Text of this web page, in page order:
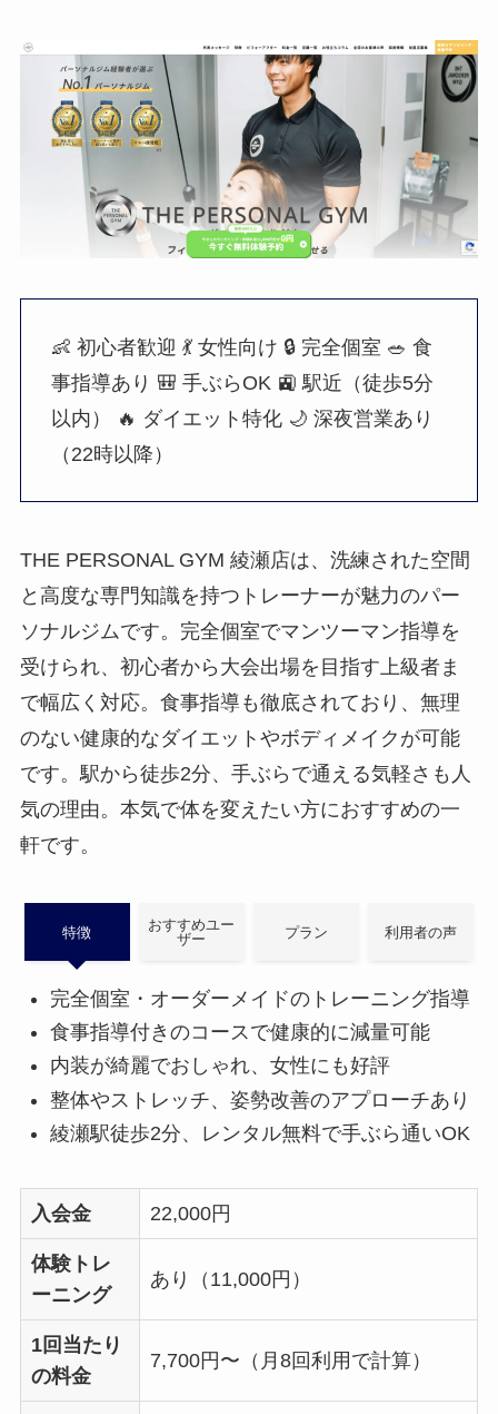
👶 初心者歓迎 💃 女性向け 🔒 完全個室 🥗 食
事指導あり 🎒 手ぶらOK 🚉 駅近（徒歩5分
以内）
🔥 ダイエット特化 🌙 深夜営業あり
（22時以降）
THE PERSONAL GYM 綾瀬店は、洗練された空間
と高度な専門知識を持つトレーナーが魅力のパー
ソナルジムです。完全個室でマンツーマン指導を
受けられ、初心者から大会出場を目指す上級者ま
で幅広く対応。食事指導も徹底されており、無理
のない健康的なダイエットやボディメイクが可能
です。駅から徒歩2分、手ぶらで通える気軽さも人
気の理由。本気で体を変えたい方におすすめの一
軒です。
特徴
おすすめユー
ザー
プラン 利用者の声
完全個室・オーダーメイドのトレーニング指導
食事指導付きのコースで健康的に減量可能
内装が綺麗でおしゃれ、女性にも好評
整体やストレッチ、姿勢改善のアプローチあり
綾瀬駅徒歩2分、レンタル無料で手ぶら通いOK
入会金 22,000円
体験トレ
ーニング
あり（11,000円）
1回当たり
の料金
7,700円〜（月8回利用で計算）